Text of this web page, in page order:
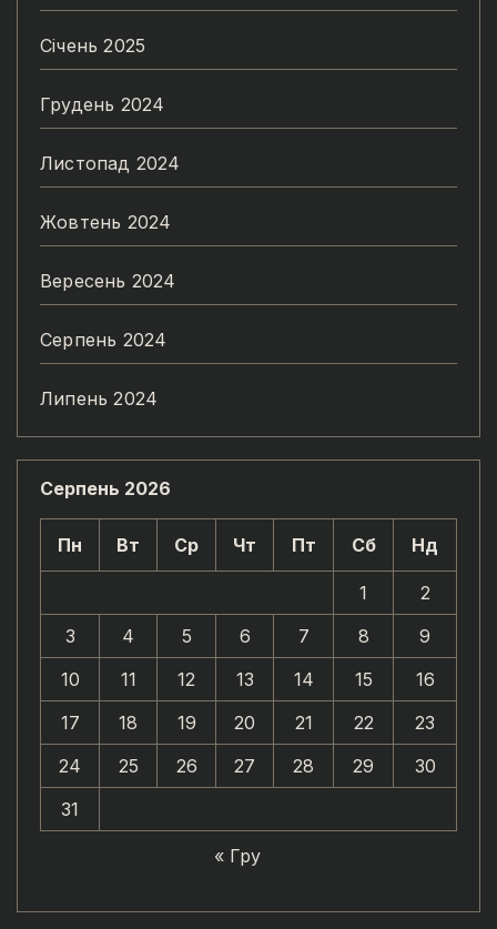
Січень 2025
Грудень 2024
Листопад 2024
Жовтень 2024
Вересень 2024
Серпень 2024
Липень 2024
Серпень 2026
Пн Вт Ср Чт Пт Сб Нд
1
2
3
4 5 6 7 8
9
10
11 12 13 14 15
16
17
18 19 20 21 22
23
24
25 26 27 28 29
30
31
« Гру